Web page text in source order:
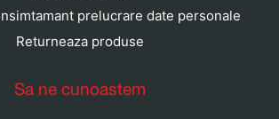
prelucrare date personale
Returneaza produse
Sa ne cunoastem